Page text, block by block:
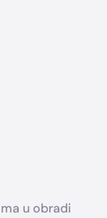
u obradi